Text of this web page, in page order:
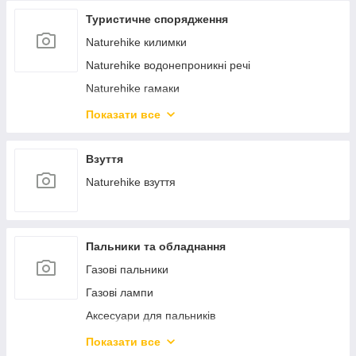
Туристичне спорядження
Naturehike килимки
Naturehike водонепроникні речі
Naturehike гамаки
Naturehike матраци
Only Hot грілки
Naturehike контейнери
Naturehike подушки
Naturehike аксесуари
Naturehike взуття
Naturehike водний спорт
Naturehike душ
Показати все
Взуття
Naturehike взуття
Пальники та обладнання
Газові пальники
Газові лампи
Аксесуари для пальників
Газові плитки
Показати все